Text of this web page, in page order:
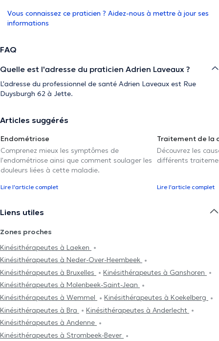
Vous connaissez ce praticien ? Aidez-nous à mettre à jour ses
informations
FAQ
Quelle est l'adresse du praticien Adrien Laveaux ?
L'adresse du professionnel de santé Adrien Laveaux est Rue
Duysburgh 62 à Jette.
Articles suggérés
Endométriose
Comprenez mieux les symptômes de
l'endométriose ainsi que comment soulager les
douleurs liées à cette maladie.
Lire l'article complet
Traitement de la
Découvrez les
différents
Lire l'article complet
Liens utiles
Zones proches
Kinésithérapeutes à Laeken
Kinésithérapeutes à Neder-Over-Heembeek
Kinésithérapeutes à Bruxelles
Kinésithérapeutes à Ganshoren
Kinésithérapeutes à Molenbeek-Saint-Jean
Kinésithérapeutes à Wemmel
Kinésithérapeutes à Koekelberg
Kinésithérapeutes à Bra
Kinésithérapeutes à Anderlecht
Kinésithérapeutes à Andenne
Kinésithérapeutes à Strombeek-Bever